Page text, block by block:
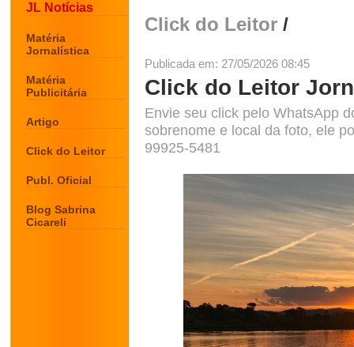
JL Notícias
Matéria
Jornalística
Matéria
Publicitária
Artigo
Click do Leitor
Publ. Oficial
Blog Sabrina
Cicareli
Click do Leitor /
Publicada em: 27/05/2026 08:45
Click do Leitor
Envie seu click pelo WhatsApp
sobrenome e local da foto, ele
99925-5481